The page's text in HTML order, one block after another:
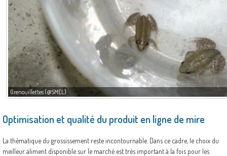
Grenouillettes (@SMEL)
Optimisation et qualité du produit en ligne de mire
La thématique du grossissement reste incontournable. Dans ce cadre, le choix du
meilleur aliment disponible sur le marché est très important à la fois pour les